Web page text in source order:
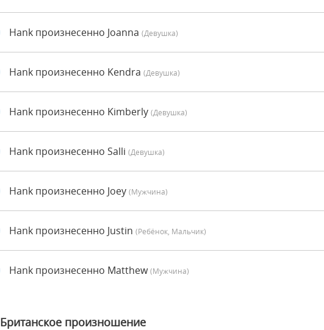
Hank произнесенно Joanna (девушка)
Hank произнесенно Kendra (девушка)
Hank произнесенно Kimberly (девушка)
Hank произнесенно Salli (девушка)
Hank произнесенно Joey (мужчина)
Hank произнесенно Justin (Ребёнок, Мальчик)
Hank произнесенно Matthew(мужчина)
Британское произношение